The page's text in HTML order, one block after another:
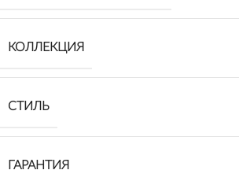
КОЛЛЕКЦИЯ
СТИЛЬ
ГАРАНТИЯ